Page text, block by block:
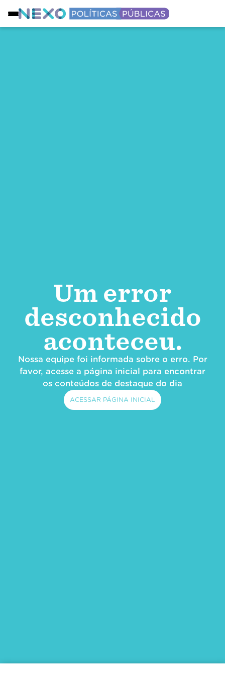
Um error
desconhecido
aconteceu.
Nossa equipe foi informada sobre o erro. Por
favor, acesse a página inicial para encontrar
os conteúdos de destaque do dia
ACESSAR PÁGINA INICIAL